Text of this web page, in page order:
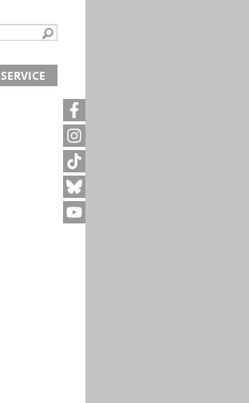
SERVICE
Archivanfrage
Kurze Information